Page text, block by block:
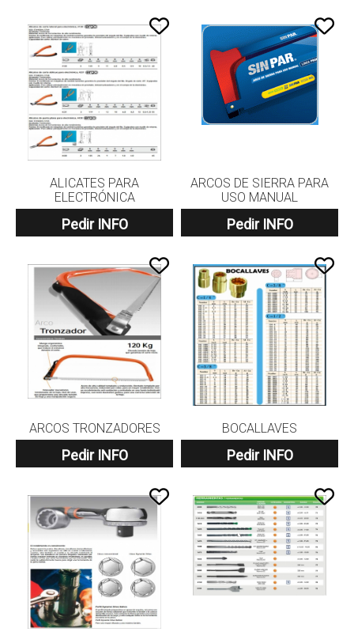
ALICATES PARA
ELECTRÓNICA
Pedir INFO
ARCOS DE SIERRA PARA
USO MANUAL
Pedir INFO
ARCOS TRONZADORES
Pedir INFO
BOCALLAVES
Pedir INFO